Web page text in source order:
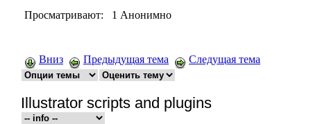
Просматривают: 1 Анонимно
Вниз Предыдущая тема Следущая тема
Illustrator scripts and plugins